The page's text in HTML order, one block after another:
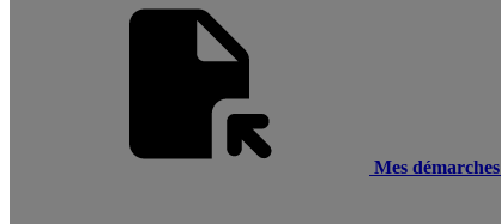
Mes démarches